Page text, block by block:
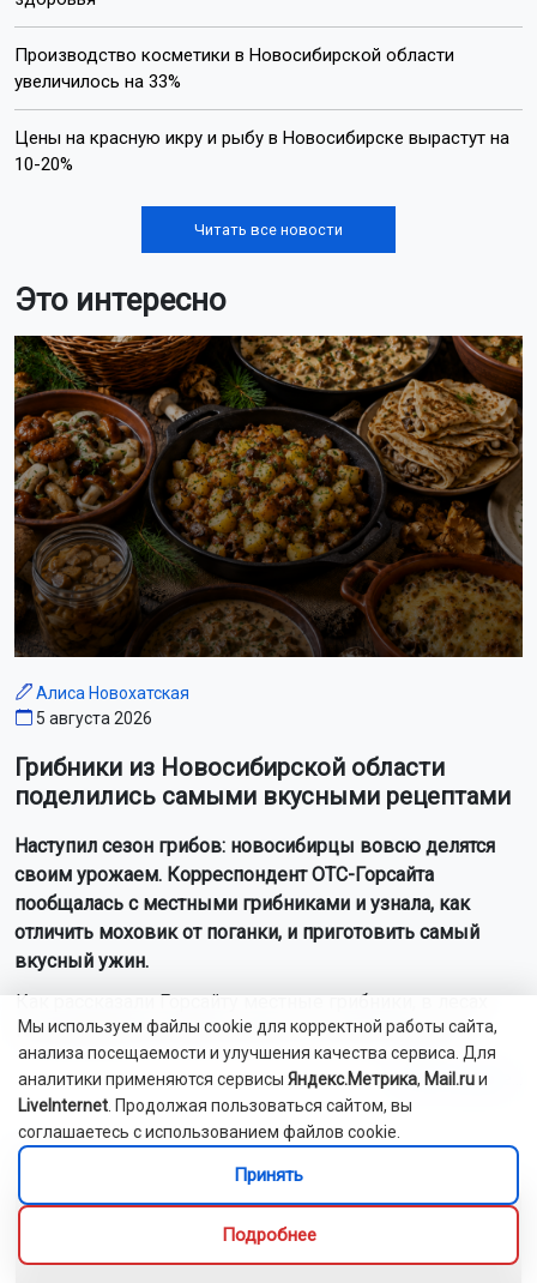
Производство косметики в Новосибирской области
увеличилось на 33%
Цены на красную икру и рыбу в Новосибирске вырастут на
10-20%
Читать все новости
Это интересно
Алиса Новохатская
5 августа 2026
Грибники из Новосибирской области
поделились самыми вкусными рецептами
Наступил сезон грибов: новосибирцы вовсю делятся
своим урожаем. Корреспондент ОТС-Горсайта
пообщалась с местными грибниками и узнала, как
отличить моховик от поганки, и приготовить самый
вкусный ужин.
Как рассказали Горсайту местные грибники, в лесах
Новосибирской области можно отыскать борови...
Читать далее...
Видео
Мы используем файлы cookie для корректной работы сайта,
анализа посещаемости и улучшения качества сервиса. Для
аналитики применяются сервисы Яндекс.Метрика, Mail.ruи
LiveInternet . Продолжая пользоваться сайтом, вы
соглашаетесь с использованием файлов cookie.
Принять
Подробнее